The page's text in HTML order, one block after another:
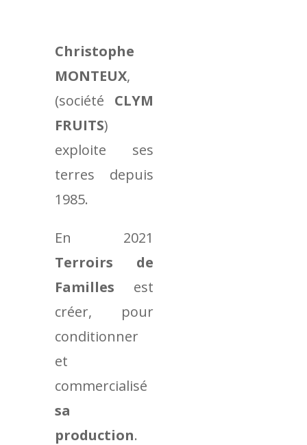
Christophe
MONTEUX,
(société CLYM
FRUITS)
exploite ses
terres depuis
1985.
En 2021
Terroirs de
Familles est
créer, pour
conditionner
et
commercialisé
sa
production.